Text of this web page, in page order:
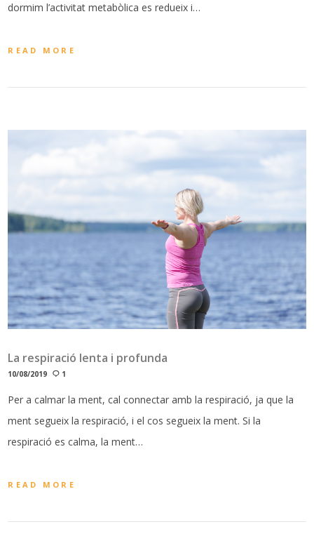
dormim l’activitat metabòlica es redueix i…
READ MORE
La respiració lenta i profunda
10/08/2019 1
Per a calmar la ment, cal connectar amb la respiració, ja que la
ment segueix la respiració, i el cos segueix la ment. Si la
respiració es calma, la ment…
READ MORE